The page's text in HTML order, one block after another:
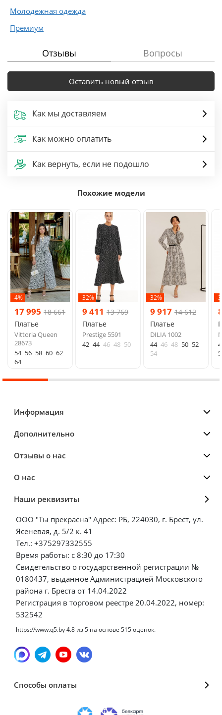
Молодежная одежда
Премиум
Отзывы Вопросы
Оставить новый отзыв
Как мы доставляем
Как можно оплатить
Как вернуть, если не подошло
Похожие модели
-4%
17 995 18 661
Платье
Vittoria Queen
28673
54 56 58 60 62
64
-32%
9 411 13 769
Платье
Prestige 5591
42 44 46 48 50
-32%
9 917 14 612
Платье
DILIA 1002
44 46 48 50 52
54
-
Информация
Дополнительно
Отзывы о нас
О нас
Наши реквизиты
ООО "Ты прекрасна" Адрес: РБ, 224030, г. Брест, ул.
Ясеневая, д. 5/2 к. 41
Тел.: +375297332555
Время работы: с 8:30 до 17:30
Свидетельство о государственной регистрации №
0180437, выданное Администрацией Московского
района г. Бреста от 14.04.2022
Регистрация в торговом реестре 20.04.2022, номер:
532542
https://www.q5.by4.8 из5 на основе 515оценок.
Способы оплаты